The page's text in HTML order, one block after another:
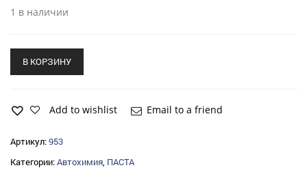
1 в наличии
В КОРЗИНУ
Add to wishlist Email to a friend
Артикул:953
Категории:Автохимия, ПАСТА